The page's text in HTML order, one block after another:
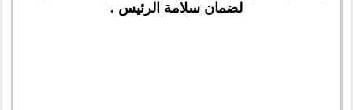
لضمان سلامة الرئيس .